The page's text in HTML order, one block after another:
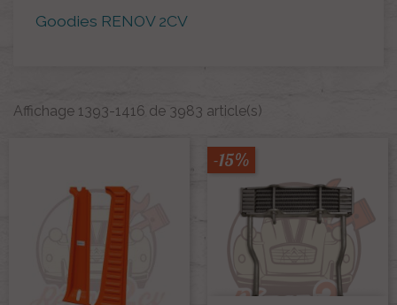
Goodies RENOV 2CV
Affichage 1393-1416 de 3983 article(s)
-15%